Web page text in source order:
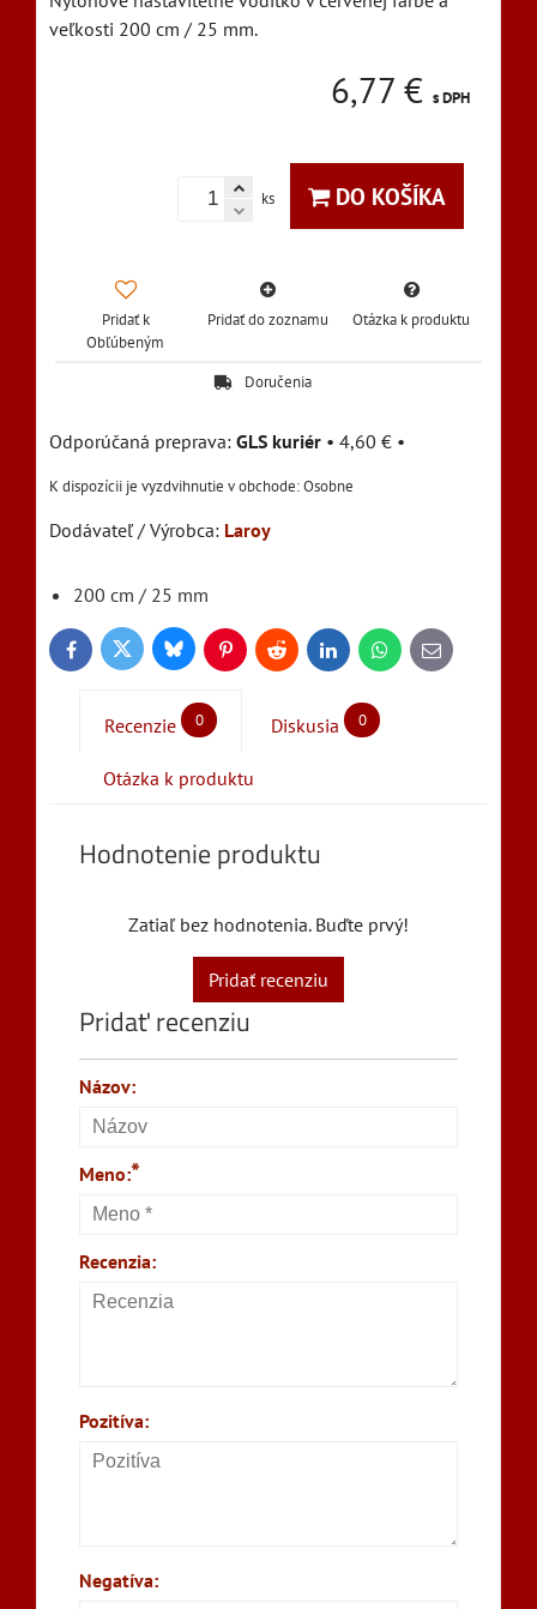
veľkosti 200 cm / 25 mm.
6,77 € s DPH
ks DO KOŠÍKA
Pridať k
Obľúbeným
Pridať do zoznamu Otázka k produktu
Doručenia
GLS kuriér • 4,60 € •
Osobne
Dodávateľ / Výrobca: Laroy
200 cm / 25 mm
FacebookTwitter BlueskyPinterestReddit LinkedInWhatsApp
E-
mail
Recenzie 0 Diskusia 0
Otázka k produktu
Hodnotenie produktu
Zatiaľ bez hodnotenia. Buďte prvý!
Pridať recenziu
Pridať recenziu
Názov:
Meno:*
Recenzia:
Pozitíva:
Negatíva: